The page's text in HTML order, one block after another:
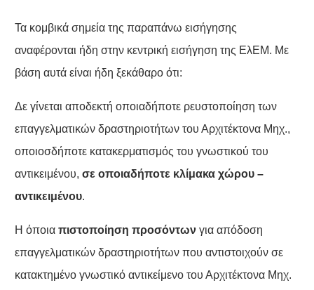
Τα κομβικά σημεία της παραπάνω εισήγησης
αναφέρονται ήδη στην κεντρική εισήγηση της ΕλΕΜ. Με
βάση αυτά είναι ήδη ξεκάθαρο ότι:
Δε γίνεται αποδεκτή οποιαδήποτε ρευστοποίηση των
επαγγελματικών δραστηριοτήτων του Αρχιτέκτονα Μηχ.,
οποιοσδήποτε κατακερματισμός του γνωστικού του
αντικειμένου, σε οποιαδήποτε κλίμακα χώρου –
αντικειμένου.
Η όποια πιστοποίηση προσόντωνγια απόδοση
επαγγελματικών δραστηριοτήτων που αντιστοιχούν σε
κατακτημένο γνωστικό αντικείμενο του Αρχιτέκτονα Μηχ.